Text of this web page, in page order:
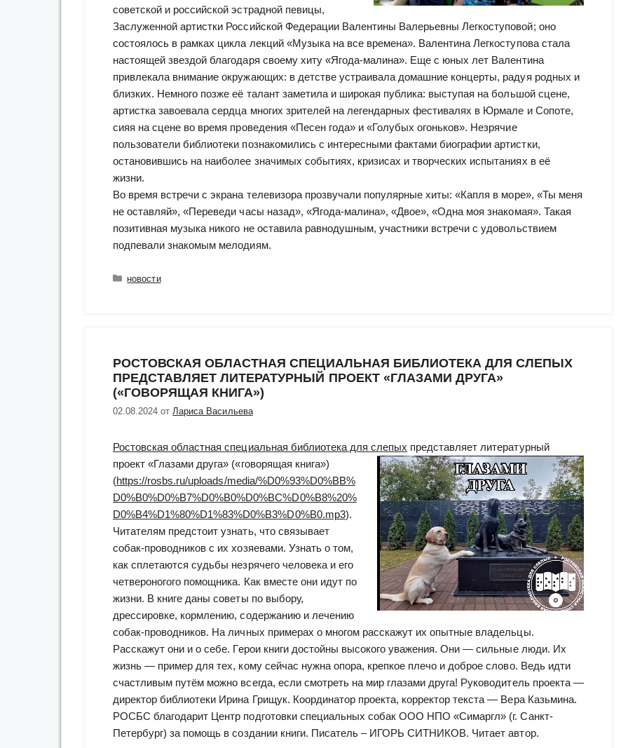
советской и российской эстрадной певицы,
Заслуженной артистки Российской Федерации Валентины Валерьевны Легкоступовой; оно
состоялось в рамках цикла лекций «Музыка на все времена». Валентина Легкоступова стала
настоящей звездой благодаря своему хиту «Ягода-малина». Еще с юных лет Валентина
привлекала внимание окружающих: в детстве устраивала домашние концерты, радуя родных и
близких. Немного позже её талант заметила и широкая публика: выступая на большой сцене,
артистка завоевала сердца многих зрителей на легендарных фестивалях в Юрмале и Сопоте,
сияя на сцене во время проведения «Песен года» и «Голубых огоньков». Незрячие
пользователи библиотеки познакомились с интересными фактами биографии артистки,
остановившись на наиболее значимых событиях, кризисах и творческих испытаниях в её
жизни.
Во время встречи с экрана телевизора прозвучали популярные хиты: «Капля в море», «Ты меня
не оставляй», «Переведи часы назад», «Ягода-малина», «Двое», «Одна моя знакомая». Такая
позитивная музыка никого не оставила равнодушным, участники встречи с удовольствием
подпевали знакомым мелодиям.
Рубрики
новости
РОСТОВСКАЯ ОБЛАСТНАЯ СПЕЦИАЛЬНАЯ БИБЛИОТЕКА ДЛЯ СЛЕПЫХ
ПРЕДСТАВЛЯЕТ ЛИТЕРАТУРНЫЙ ПРОЕКТ «ГЛАЗАМИ ДРУГА»
(«ГОВОРЯЩАЯ КНИГА»)
02.08.2024 отЛариса Васильева
Ростовская областная специальная библиотека для слепых представляет литературный
проект «Глазами друга» («говорящая книга»)
(https://rosbs.ru/uploads/media/%D0%93%D0%BB%
D0%B0%D0%B7%D0%B0%D0%BC%D0%B8%20%
D0%B4%D1%80%D1%83%D0%B3%D0%B0.mp3).
Читателям предстоит узнать, что связывает
собак-проводников с их хозяевами. Узнать о том,
как сплетаются судьбы незрячего человека и его
четвероногого помощника. Как вместе они идут по
жизни. В книге даны советы по выбору,
дрессировке, кормлению, содержанию и лечению
собак-проводников. На личных примерах о многом расскажут их опытные владельцы.
Расскажут они и о себе. Герои книги достойны высокого уважения. Они — сильные люди. Их
жизнь — пример для тех, кому сейчас нужна опора, крепкое плечо и доброе слово. Ведь идти
счастливым путём можно всегда, если смотреть на мир глазами друга! Руководитель проекта —
директор библиотеки Ирина Грищук. Координатор проекта, корректор текста — Вера Казьмина.
РОСБС благодарит Центр подготовки специальных собак ООО НПО «Симаргл» (г. Санкт-
Петербург) за помощь в создании книги. Писатель – ИГОРЬ СИТНИКОВ. Читает автор.